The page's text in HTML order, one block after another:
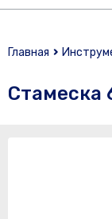
Главная
Стамеска